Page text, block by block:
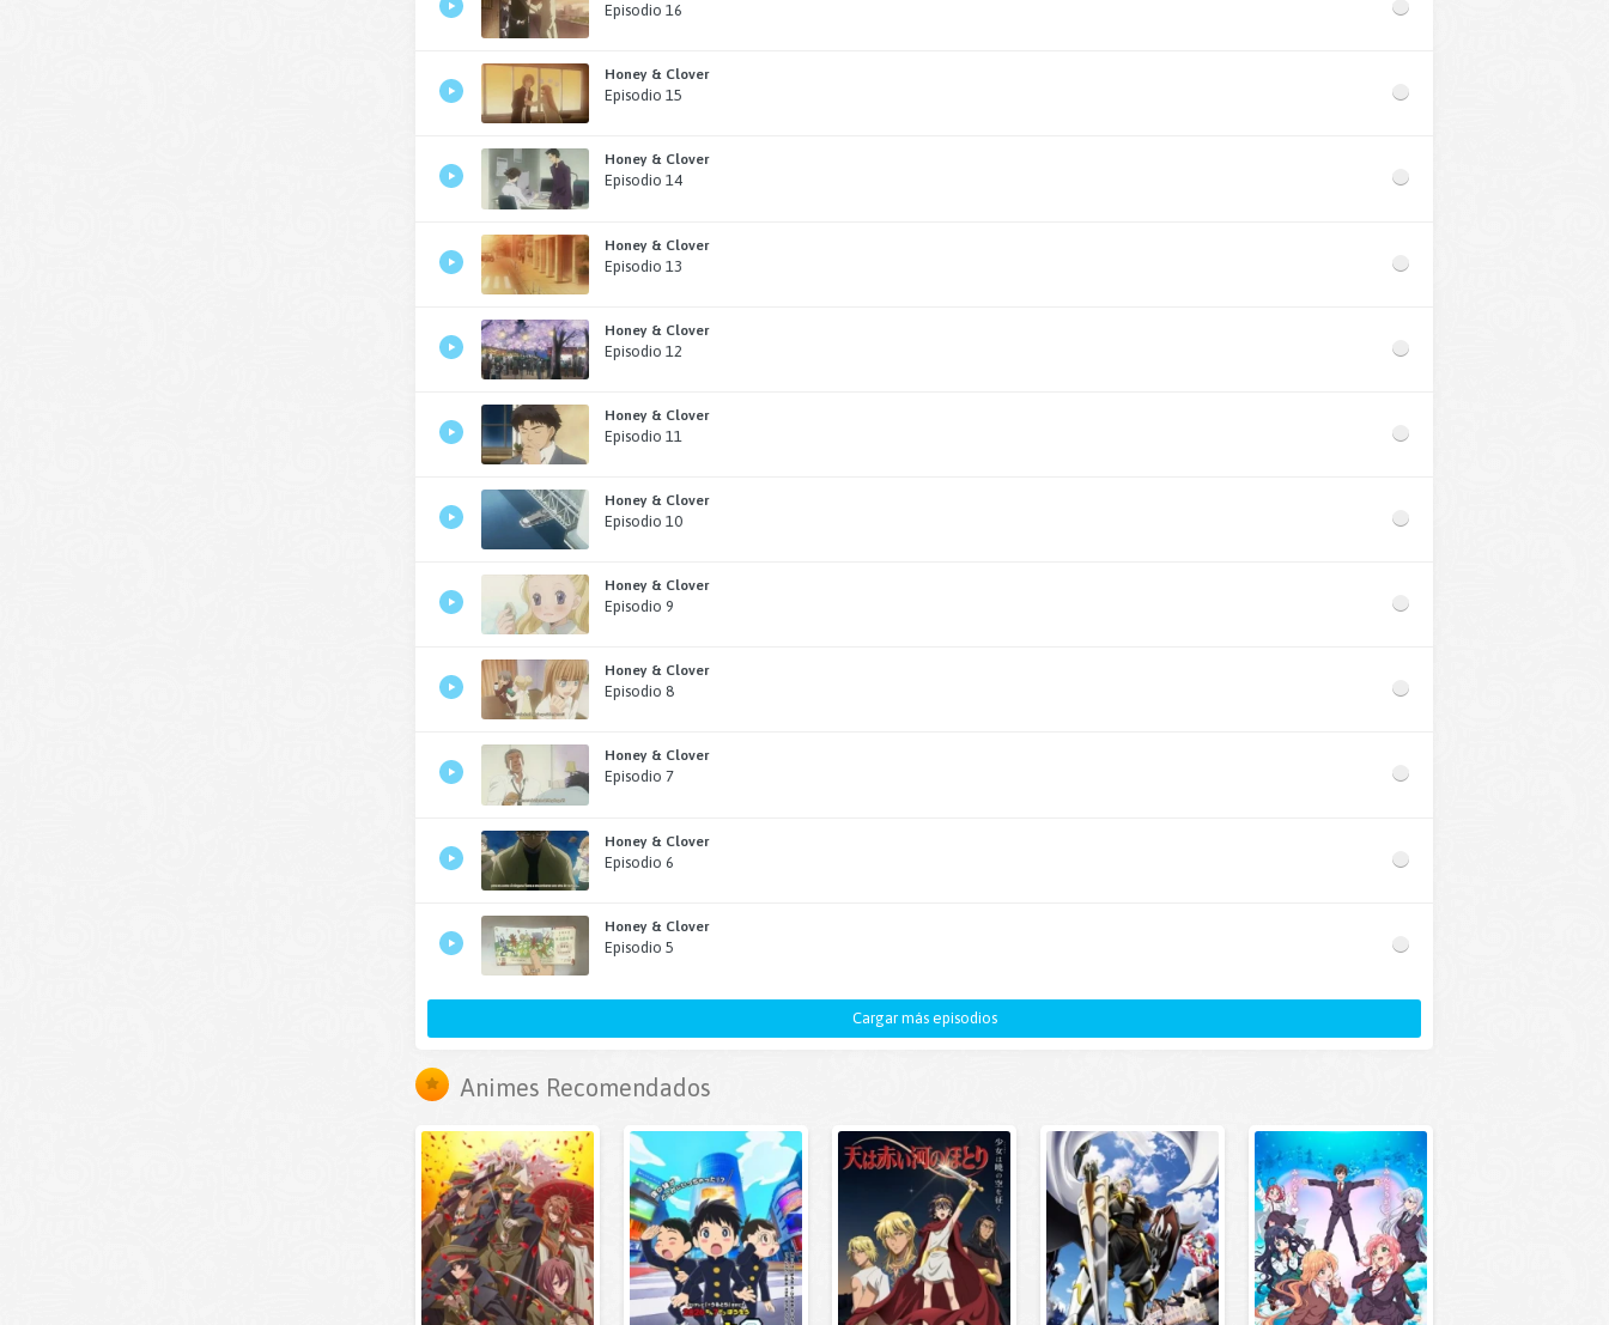
Episodio 16
Honey & Clover
Episodio 15
Honey & Clover
Episodio 14
Honey & Clover
Episodio 13
Honey & Clover
Episodio 12
Honey & Clover
Episodio 11
Honey & Clover
Episodio 10
Honey & Clover
Episodio 9
Honey & Clover
Episodio 8
Honey & Clover
Episodio 7
Honey & Clover
Episodio 6
Honey & Clover
Episodio 5
Cargar más episodios
Animes Recomendados